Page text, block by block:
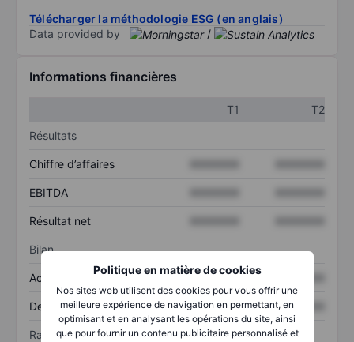
Politique en matière de cookies
Nos sites web utilisent des cookies pour vous offrir une
meilleure expérience de navigation en permettant, en
optimisant et en analysant les opérations du site, ainsi
que pour fournir un contenu publicitaire personnalisé et
Télécharger la méthodologie ESG (en anglais)
Data provided by
/
Informations financières
T1
T2
Résultats
Chiffre d’affaires
EBITDA
Résultat net
Bilan
Actif total XXXXXXX
Dette totale XXXXXXX XXXXXXX
Ratios